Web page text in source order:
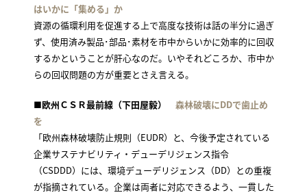
はいかに「集める」か
資源の循環利用を促進する上で高度な技術は話の半分に過ぎ
ず、使用済み製品･部品･素材を市中からいかに効率的に回収
するかということが肝心なのだ。いやそれどころか、市中か
らの回収問題の方が重要とさえ言える。
■欧州ＣＳＲ最前線（下田屋毅） 森林破壊にDDで歯止め
を
「欧州森林破壊防止規則（EUDR）と、今後予定されている
企業サステナビリティ・デューデリジェンス指令
（CSDDD）には、環境デューデリジェンス（DD）との重複
が指摘されている。企業は両者に対応できるよう、一貫した